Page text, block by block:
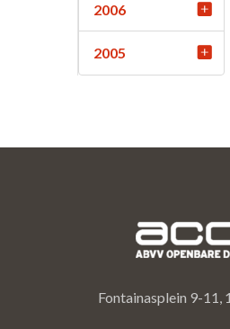
2006
2005
Fontainasplein 9-11,